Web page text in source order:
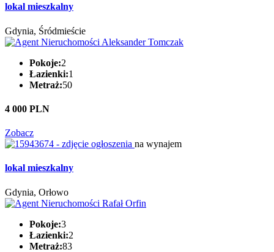
lokal mieszkalny
Gdynia, Śródmieście
Pokoje:2
Łazienki:1
Metraż:50
4 000 PLN
Zobacz
na wynajem
lokal mieszkalny
Gdynia, Orłowo
Pokoje:3
Łazienki:2
Metraż:83